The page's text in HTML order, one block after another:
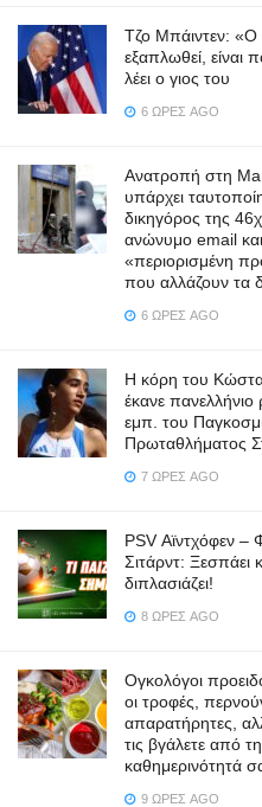
Τζο Μπάιντεν: «Ο
εξαπλωθεί, είναι
λέει ο γιος του
6 ΏΡΕΣ AGO
Ανατροπή στη
υπάρχει
δικηγόρος της
ανώνυμο email
«περιορισμένη
που αλλάζουν τα
6 ΏΡΕΣ AGO
Η κόρη του
έκανε
εμπ. του
Πρωταθλήματος
7 ΏΡΕΣ AGO
PSV Αϊντχόφεν –
Σιτάρντ: Ξεσπάει
διπλασιάζει!
8 ΏΡΕΣ AGO
Ογκολόγοι
οι τροφές,
απαρατήρητες,
τις βγάλετε από
καθημερινότητά
9 ΏΡΕΣ AGO